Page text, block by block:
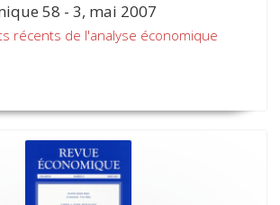
58 - 3, mai 2007
récents de l'analyse économique